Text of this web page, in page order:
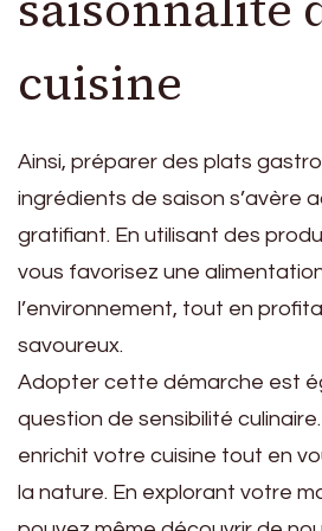
cuisine
Ainsi, préparer des plats
ingrédients de saison s’avère
gratifiant. En utilisant des
vous favorisez une
l’environnement, tout en
savoureux.
Adopter cette démarche est
question de sensibilité
enrichit votre cuisine tout en
la nature. En explorant votre